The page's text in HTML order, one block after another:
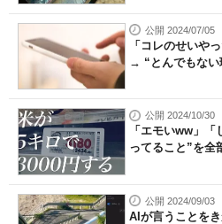
公開 2024/07/05
「コレのせいや
→ “とんでもな
公開 2024/10/30
「エモいww」
ってること”を
公開 2024/09/03
AIが言うことを